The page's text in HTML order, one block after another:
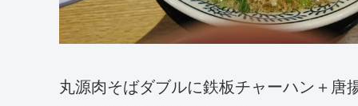
丸源肉そばダブルに鉄板チャーハン＋唐